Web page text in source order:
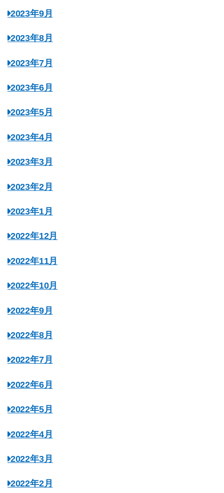
2023年9月
2023年8月
2023年7月
2023年6月
2023年5月
2023年4月
2023年3月
2023年2月
2023年1月
2022年12月
2022年11月
2022年10月
2022年9月
2022年8月
2022年7月
2022年6月
2022年5月
2022年4月
2022年3月
2022年2月